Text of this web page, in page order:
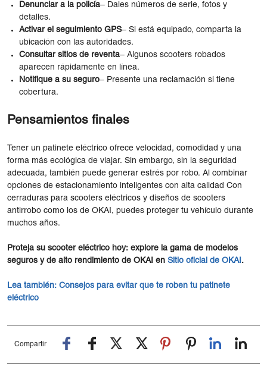
Denunciar a la policía– Dales números de serie, fotos y
detalles.
Activar el seguimiento GPS– Si está equipado, comparta la
ubicación con las autoridades.
Consultar sitios de reventa– Algunos scooters robados
aparecen rápidamente en línea.
Notifique a su seguro– Presente una reclamación si tiene
cobertura.
Pensamientos finales
Tener un patinete eléctrico ofrece velocidad, comodidad y una
forma más ecológica de viajar. Sin embargo, sin la seguridad
adecuada, también puede generar estrés por robo. Al combinar
opciones de estacionamiento inteligentes con alta calidad Con
cerraduras para scooters eléctricos y diseños de scooters
antirrobo como los de OKAI, puedes proteger tu vehículo durante
muchos años.
Proteja su scooter eléctrico hoy: explore la gama de modelos
seguros y de alto rendimiento de OKAI en Sitio oficial de OKAI .
Lea también: Consejos para evitar que te roben tu patinete
eléctrico
Compartir